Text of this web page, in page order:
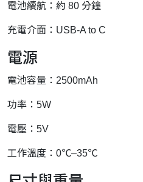
電池續航：約 80 分鐘
充電介面：USB-A to C
電源
電池容量：2500mAh
功率：5W
電壓：5V
工作溫度：0℃–35℃